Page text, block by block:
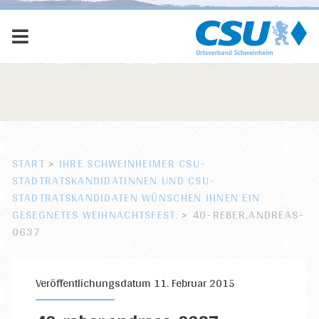
START > IHRE SCHWEINHEIMER CSU-
STADTRATSKANDIDATINNEN UND CSU-
STADTRATSKANDIDATEN WÜNSCHEN IHNEN EIN
GESEGNETES WEIHNACHTSFEST. > 40-REBER,ANDREAS-
0637
Veröffentlichungsdatum 11. Februar 2015